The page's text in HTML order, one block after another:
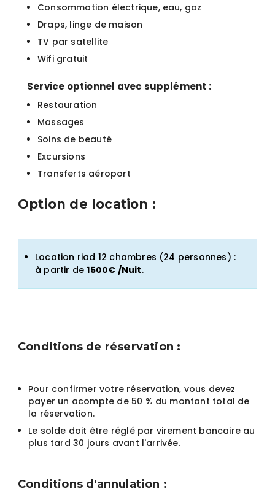
Consommation électrique, eau, gaz
Draps, linge de maison
TV par satellite
Wifi gratuit
Service optionnel avec supplément :
Restauration
Massages
Soins de beauté
Excursions
Transferts aéroport
Option de location :
Location riad 12 chambres (24 personnes) :
à partir de1500€ /Nuit.
Conditions de réservation :
Pour confirmer votre réservation, vous devez
payer un acompte de 50 % du montant total de
la réservation.
Le solde doit être réglé par virement bancaire au
plus tard 30 jours avant l'arrivée.
Conditions d'annulation :